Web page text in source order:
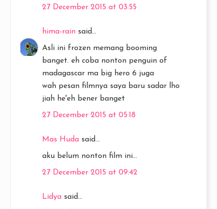
27 December 2015 at 03:55
hima-rain said...
Asli ini frozen memang booming
banget. eh coba nonton penguin of
madagascar ma big hero 6 juga
wah pesan filmnya saya baru sadar lho
jiah he'eh bener banget
27 December 2015 at 05:18
Mas Huda said...
aku belum nonton film ini...
27 December 2015 at 09:42
Lidya said...